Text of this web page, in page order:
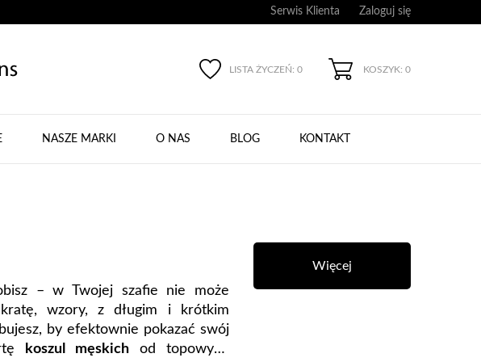
Serwis Klienta Zaloguj się
LISTA ŻYCZEŃ: 0 KOSZYK: 0
NASZE MARKI O NAS BLOG KONTAKT
– w Twojej szafie nie może
wzory, z długim i krótkim
by efektownie pokazać swój
koszul męskich od topowych
Więcej